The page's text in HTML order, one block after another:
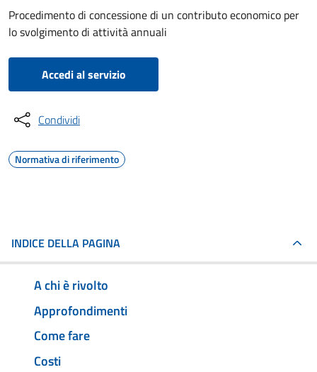
Procedimento di concessione di un contributo economico per
lo svolgimento di attività annuali
Accedi al servizio
Condividi
Normativa di riferimento
INDICE DELLA PAGINA
A chi è rivolto
Approfondimenti
Come fare
Costi